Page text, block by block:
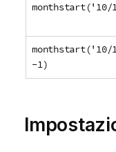
monthstart('10/
monthstart('10/
-1)